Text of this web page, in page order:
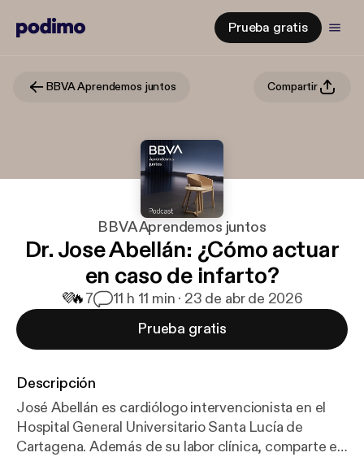
Prueba gratis
BBVA Aprendemos juntos Compartir
BBVA Aprendemos juntos
Dr. Jose Abellán: ¿Cómo actuar
en caso de infarto?
💜🔥7 11 h 11 min · 23 de abr de 2026
Prueba gratis
Descripción
José Abellán es cardiólogo intervencionista en el
Hospital General Universitario Santa Lucía de
Cartagena. Además de su labor clínica, comparte en